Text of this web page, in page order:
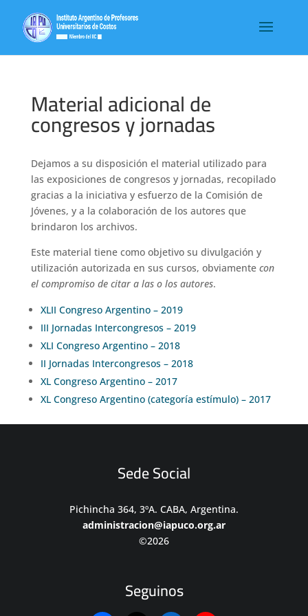
Material adicional de
congresos y jornadas
Dejamos a su disposición el material utilizado para
las exposiciones de congresos y jornadas, recopilado
gracias a la iniciativa y esfuerzo de la Comisión de
Jóvenes, y a la colaboración de los autores que
brindaron los archivos.
Este material tiene como objetivo su divulgación y
utilización autorizada en sus cursos, obviamente con
el compromiso de citar a las o los autores.
XLII Congreso Argentino – 2019
III Jornadas Intercongresos – 2019
XLI Congreso Argentino – 2018
II Jornadas Intercongresos – 2018
XL Congreso Argentino – 2017
XL Congreso Argentino (categoría estímulo) – 2017
Sede Social
Pichincha 364, 3ºA. CABA, Argentina.
administracion@iapuco.org.ar
©2026
Seguinos